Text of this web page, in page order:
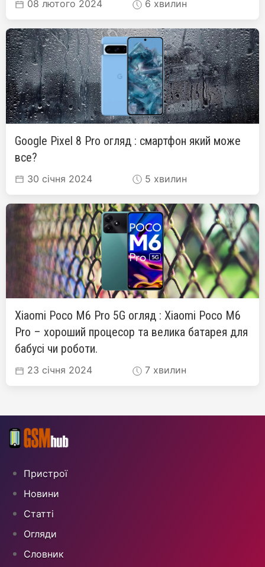
08 лютого 2024 6 хвилин
Google Pixel 8 Pro огляд : смартфон який може
все?
30 січня 2024 5 хвилин
Xiaomi Poco M6 Pro 5G огляд : Xiaomi Poco M6
Pro – хороший процесор та велика батарея для
бабусі чи роботи.
23 січня 2024 7 хвилин
Пристрої
Новини
Статті
Огляди
Cловник